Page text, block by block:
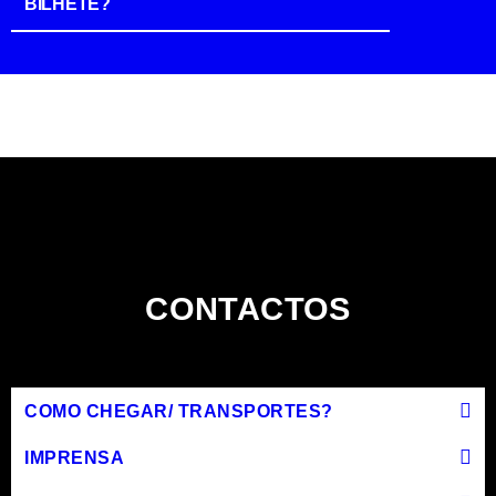
BILHETE?
CONTACTOS
COMO CHEGAR/ TRANSPORTES?
IMPRENSA